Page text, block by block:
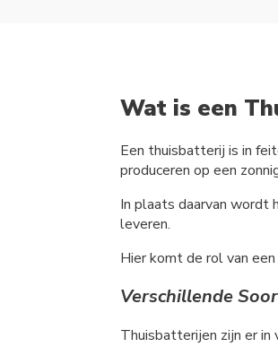
Wat is een
Een thuisbatterij is in
produceren op een
In plaats daarvan wordt
leveren.
Hier komt de rol van
Verschillende
Thuisbatterijen zijn er